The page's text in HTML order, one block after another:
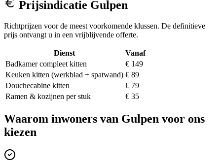
Prijsindicatie Gulpen
Richtprijzen voor de meest voorkomende klussen. De definitieve
prijs ontvangt u in een vrijblijvende offerte.
Dienst
Vanaf
Badkamer compleet kitten
€ 149
Keuken kitten (werkblad + spatwand) € 89
Douchecabine kitten
€ 79
Ramen & kozijnen per stuk
€ 35
Waarom inwoners van Gulpen voor ons
kiezen